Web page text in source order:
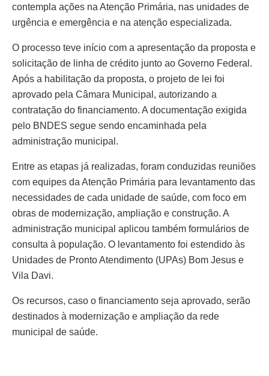
contempla ações na Atenção Primária, nas unidades de
urgência e emergência e na atenção especializada.
O processo teve início com a apresentação da proposta e
solicitação de linha de crédito junto ao Governo Federal.
Após a habilitação da proposta, o projeto de lei foi
aprovado pela Câmara Municipal, autorizando a
contratação do financiamento. A documentação exigida
pelo BNDES segue sendo encaminhada pela
administração municipal.
Entre as etapas já realizadas, foram conduzidas reuniões
com equipes da Atenção Primária para levantamento das
necessidades de cada unidade de saúde, com foco em
obras de modernização, ampliação e construção. A
administração municipal aplicou também formulários de
consulta à população. O levantamento foi estendido às
Unidades de Pronto Atendimento (UPAs) Bom Jesus e
Vila Davi.
Os recursos, caso o financiamento seja aprovado, serão
destinados à modernização e ampliação da rede
municipal de saúde.